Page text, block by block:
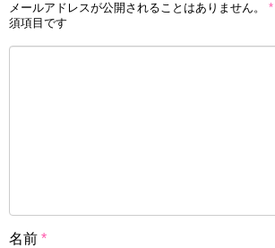
メールアドレスが公開されることはありません。 *
須項目です
名前 *